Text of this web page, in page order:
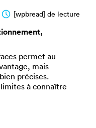
[wpbread] de lecture
permet au
mais
précises.
à connaître